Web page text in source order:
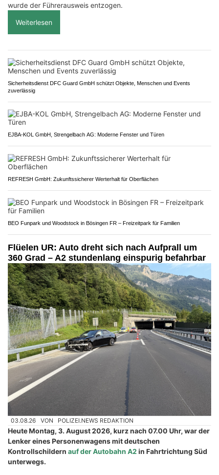
wurde der Führerausweis entzogen.
Weiterlesen
Sicherheitsdienst DFC Guard GmbH schützt Objekte, Menschen und Events
zuverlässig
EJBA-KOL GmbH, Strengelbach AG: Moderne Fenster und Türen
REFRESH GmbH: Zukunftssicherer Werterhalt für Oberflächen
BEO Funpark und Woodstock in Bösingen FR – Freizeitpark für Familien
Flüelen UR: Auto dreht sich nach Aufprall um
360 Grad – A2 stundenlang einspurig befahrbar
03.08.26 VON POLIZEI.NEWS REDAKTION
Heute Montag, 3. August 2026, kurz nach 07.00 Uhr, war der
Lenker eines Personenwagens mit deutschen
Kontrollschildern auf der Autobahn A2 in Fahrtrichtung Süd
unterwegs.